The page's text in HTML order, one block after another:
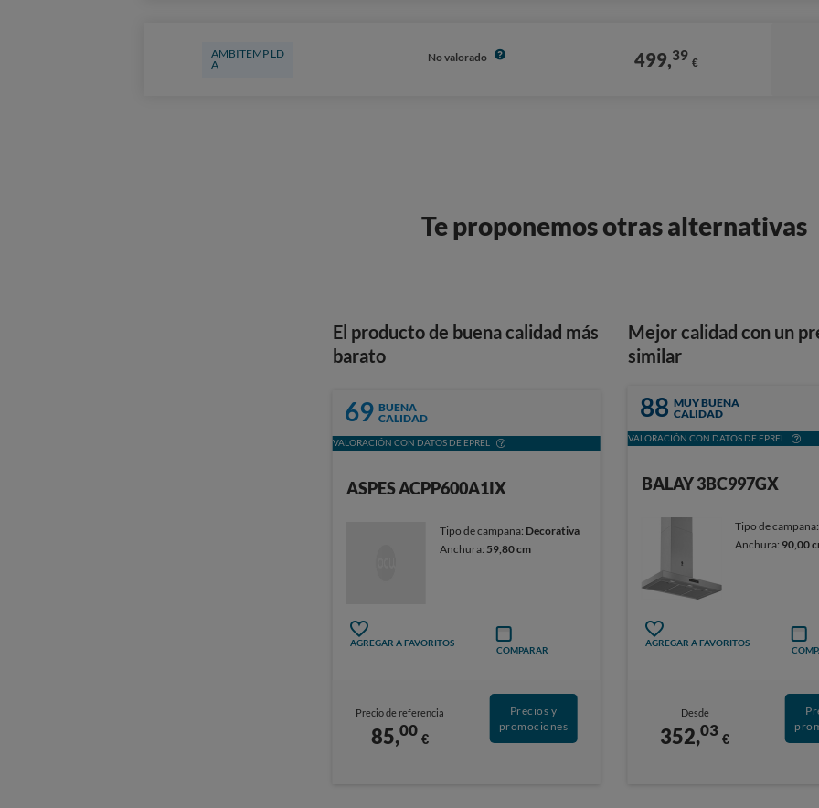
AMBITEMP LD
A
No valorado 499,39 €
Te proponemos otras alternativas
El producto de buena calidad más
barato
69 BUENA
CALIDAD
VALORACIÓN CON DATOS DE EPREL
ASPES ACPP600A1IX
Tipo de campana: Decorativa
Anchura: 59,80 cm
AGREGAR A FAVORITOS
COMPARAR
Precio de referencia
85,00 €
Precios y
promociones
Mejor calidad con un
similar
88 MUY BUENA
CALIDAD
VALORACIÓN CON DATOS DE EPREL
BALAY 3BC997GX
Tipo de
Anchura: 90,00
AGREGAR A FAVORITOS
Desde
352,03 €